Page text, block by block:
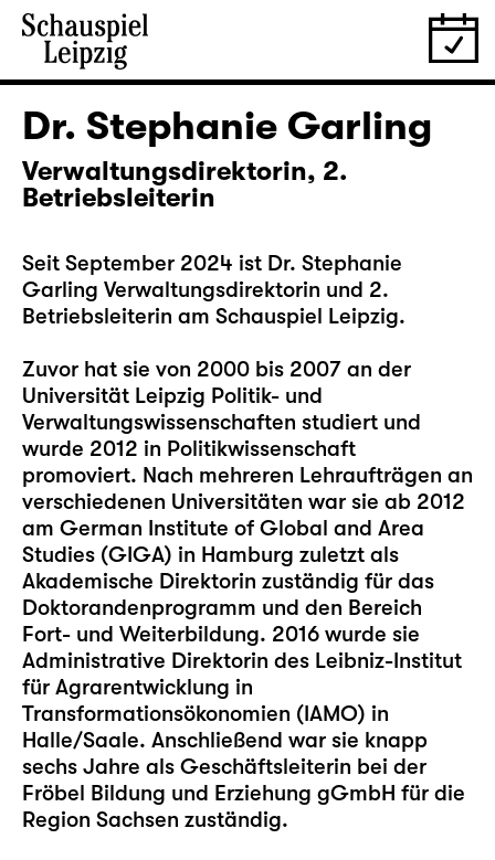
Dr. Stephanie Garling
Verwaltungsdirektorin, 2.
Betriebsleiterin
Seit September 2024 ist Dr. Stephanie
Garling Verwaltungsdirektorin und 2.
Betriebsleiterin am Schauspiel Leipzig.
Zuvor hat sie von 2000 bis 2007 an der
Universität Leipzig Politik- und
Verwaltungswissenschaften studiert und
wurde 2012 in Politikwissenschaft
promoviert. Nach mehreren Lehraufträgen an
verschiedenen Universitäten war sie ab 2012
am German Institute of Global and Area
Studies (GIGA) in Hamburg zuletzt als
Akademische Direktorin zuständig für das
Doktorandenprogramm und den Bereich
Fort- und Weiterbildung. 2016 wurde sie
Administrative Direktorin des Leibniz-Institut
für Agrarentwicklung in
Transformationsökonomien (IAMO) in
Halle/Saale. Anschließend war sie knapp
sechs Jahre als Geschäftsleiterin bei der
Fröbel Bildung und Erziehung gGmbH für die
Region Sachsen zuständig.